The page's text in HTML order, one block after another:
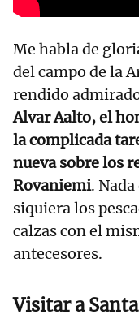
Me habla de
del campo de la
rendido
Alvar Aalto, el
la complicada
nueva sobre los
Rovaniemi.
siquiera los
calzas con el
antecesores.
Visitar a